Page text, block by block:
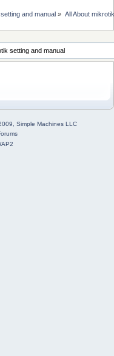
and manual » All About
Simple Machines LLC